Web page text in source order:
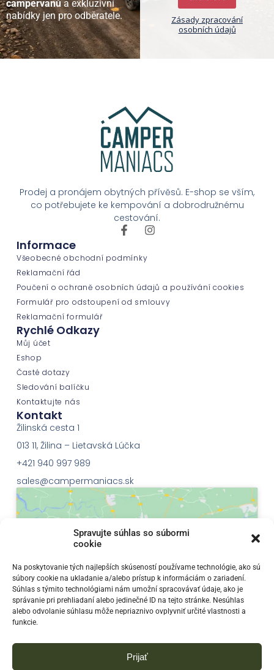
Spravujte súhlas so súbormi
cookie
Na poskytovanie tých najlepších skúseností používame technológie, ako sú
súbory cookie na ukladanie a/alebo prístup k informáciám o zariadení.
Súhlas s týmito technológiami nám umožní spracovávať údaje, ako je
správanie pri prehliadaní alebo jedinečné ID na tejto stránke. Nesúhlas
alebo odvolanie súhlasu môže nepriaznivo ovplyvniť určité vlastnosti a
funkcie.
Prijať
campervanůa exkluzivní
nabídky jen pro odběratele.
Zásady zpracování
osobních údajů
Prodej a pronájem obytných přívěsů. E-shop se vším,
co potřebujete ke kempování a dobrodružnému
cestování.
Informace
Všeobecné obchodní podmínky
Reklamační řád
Poučení o ochraně osobních údajů a používání cookies
Formulář pro odstoupení od smlouvy
Reklamační formulář
Rychlé Odkazy
Můj účet
Eshop
Časté dotazy
Sledování balíčku
Kontaktujte nás
Kontakt
Žilinská cesta 1
013 11, Žilina – Lietavská Lúčka
+421 940 997 989
sales@campermaniacs.sk
Klepnutím přijměte marketingové soubory
cookie a povolte tento obsah